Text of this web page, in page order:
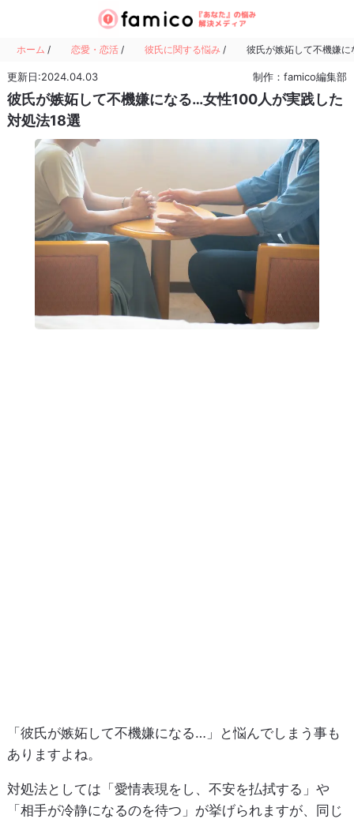
ホーム / 恋愛・恋活 / 彼氏に関する悩み / 彼氏が嫉妬して不機嫌
更新日:2024.04.03 制作：famico編集部
彼氏が嫉妬して不機嫌になる…女性100人が実践した
対処法18選
「彼氏が嫉妬して不機嫌になる…」と悩んでしまう事も
ありますよね。
対処法としては「愛情表現をし、不安を払拭する」や
「相手が冷静になるのを待つ」が挙げられますが、同じ